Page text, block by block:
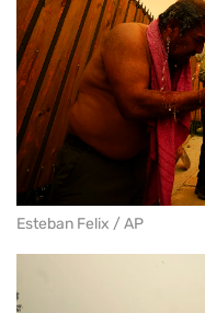
Esteban Felix / AP